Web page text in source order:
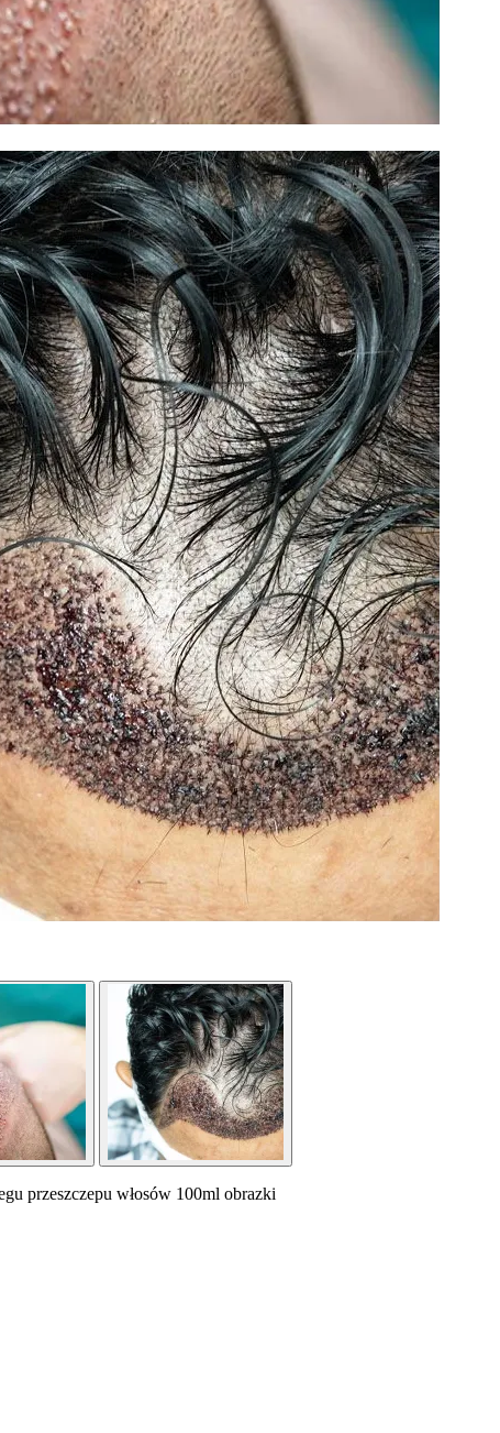
przeszczepu włosów 100ml obrazki